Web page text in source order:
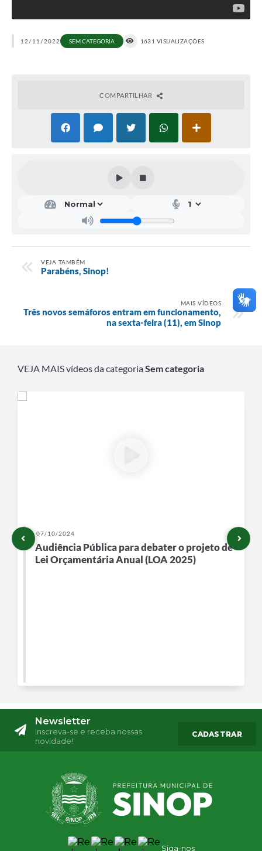
12/11/2022 SEM CATEGORIA 1631 VISUALIZAÇÕES
COMPARTILHAR
VEJA TAMBÉM
Parabéns, Sinop!
MAIS VÍDEOS
Três novos semáforos entram em funcionamento,
na sexta-feira (11), em Sinop
VEJA MAIS vídeos da categoriaSem categoria
07/10/2024
Audiência Pública para debater o projeto de
Lei Orçamentária Anual (LOA 2025)
Newsletter
Inscreva-se e receba nossas
novidade!
CADASTRAR
Siga-nos